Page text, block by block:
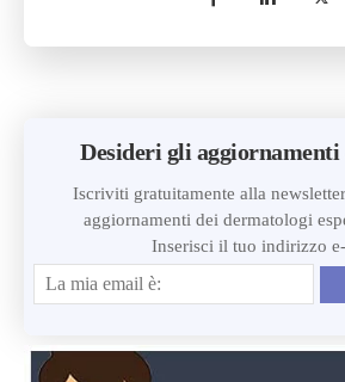
Desideri gli
Iscriviti gratuitamente alla
aggiornamenti dei dermatologi
Inserisci il tuo indirizzo